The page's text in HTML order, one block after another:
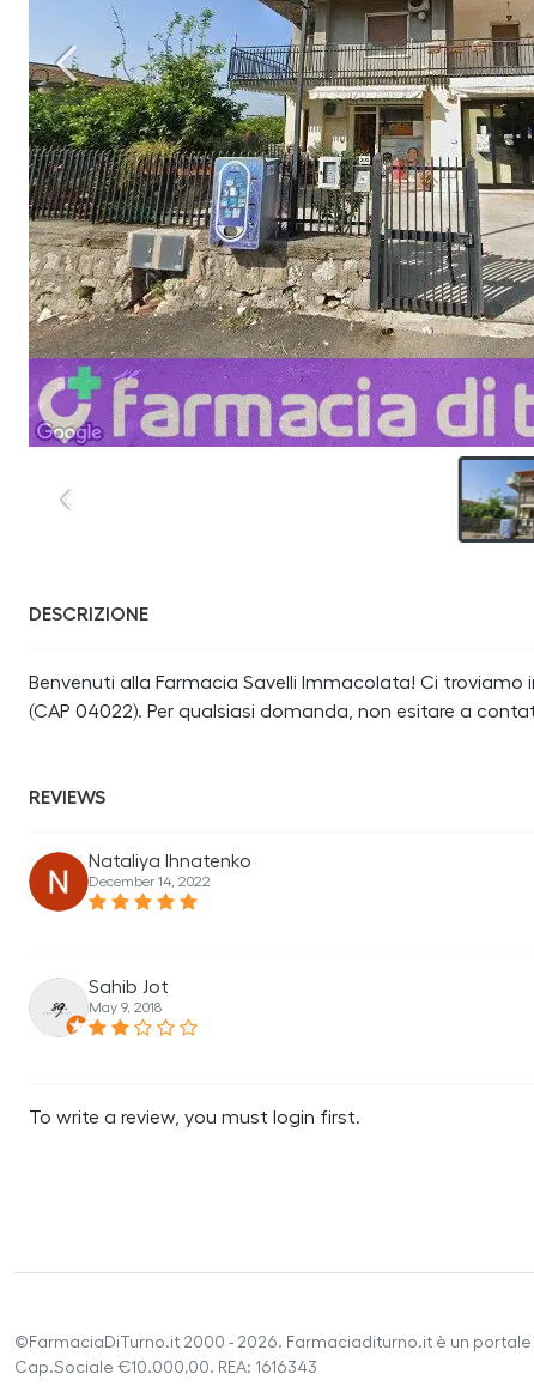
DESCRIZIONE
Benvenuti alla Farmacia Savelli Immacolata! Ci troviamo
(CAP 04022). Per qualsiasi domanda, non esitare a
REVIEWS
Nataliya Ihnatenko
December 14, 2022
Sahib Jot
May 9, 2018
To write a review, you must login first.
©FarmaciaDiTurno.it 2000 - 2026. Farmaciaditurno.it è un portale di
Cap.Sociale €10.000,00. REA: 1616343